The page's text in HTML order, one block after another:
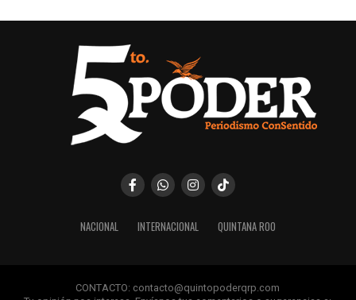
NACIONAL INTERNACIONAL QUINTANA ROO
CONTACTO: contacto@quintopoderqrp.com